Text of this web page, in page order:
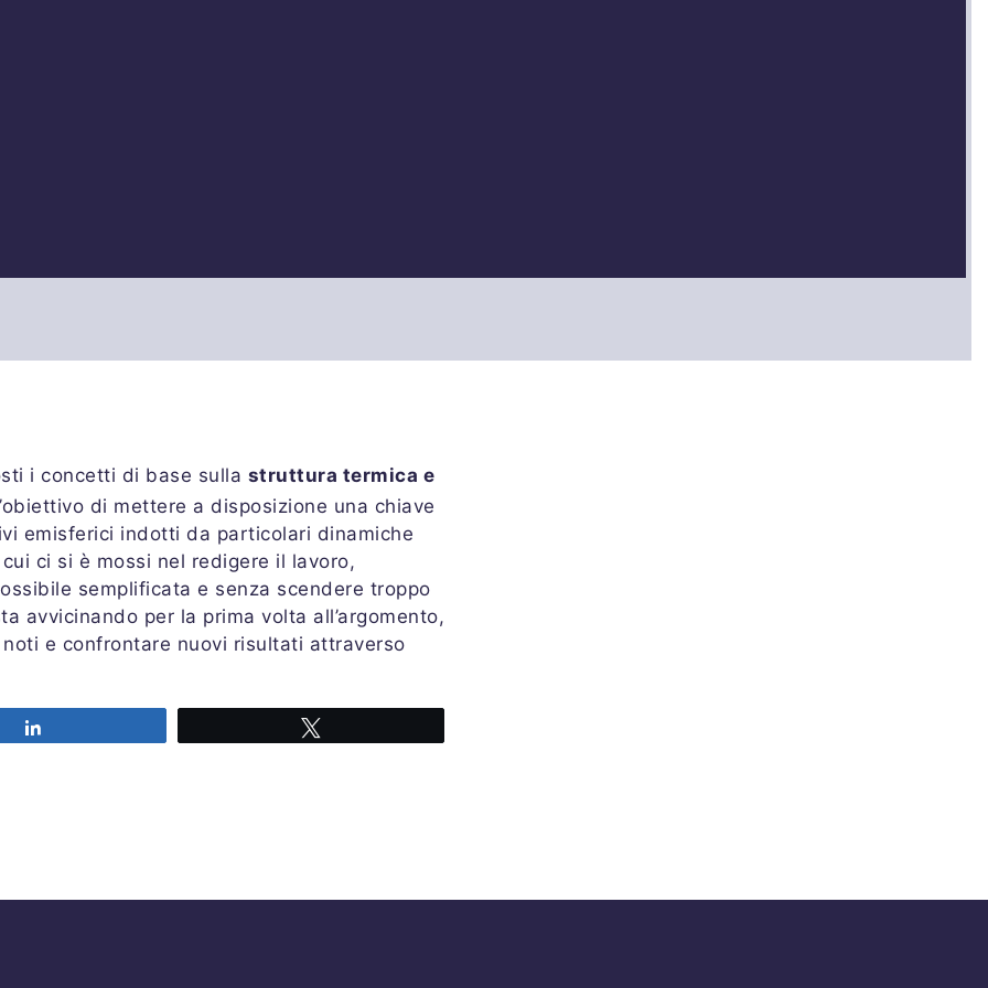
i concetti di base sulla struttura termica e
di mettere a disposizione una chiave
emisferici indotti da particolari dinamiche
ci si è mossi nel redigere il lavoro,
semplificata e senza scendere troppo
avvicinando per la prima volta all’argomento,
e confrontare nuovi risultati attraverso